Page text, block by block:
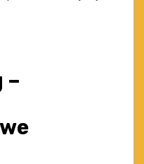
–